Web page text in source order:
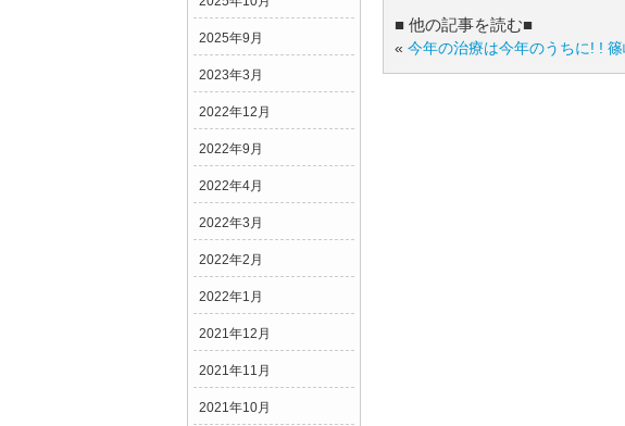
2025年9月
2023年3月
2022年12月
2022年9月
2022年4月
2022年3月
2022年2月
2022年1月
2021年12月
2021年11月
2021年10月
■ 他の記事を読む■
« 今年の治療は今年のうちに! !